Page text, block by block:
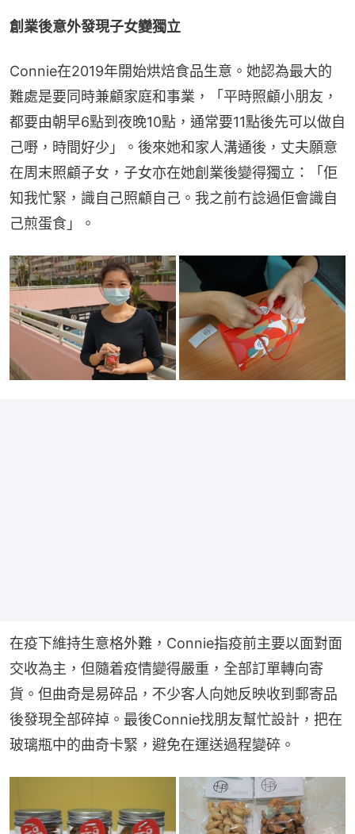
創業後意外發現子女變獨立
Connie在2019年開始烘焙食品生意。她認為最大的
難處是要同時兼顧家庭和事業，「平時照顧小朋友，
都要由朝早6點到夜晚10點，通常要11點後先可以做自
己嘢，時間好少」。後來她和家人溝通後，丈夫願意
在周末照顧子女，子女亦在她創業後變得獨立：「佢
知我忙緊，識自己照顧自己。我之前冇諗過佢會識自
己煎蛋食」。
在疫下維持生意格外難，Connie指疫前主要以面對面
交收為主，但隨着疫情變得嚴重，全部訂單轉向寄
貨。但曲奇是易碎品，不少客人向她反映收到郵寄品
後發現全部碎掉。最後Connie找朋友幫忙設計，把在
玻璃瓶中的曲奇卡緊，避免在運送過程變碎。